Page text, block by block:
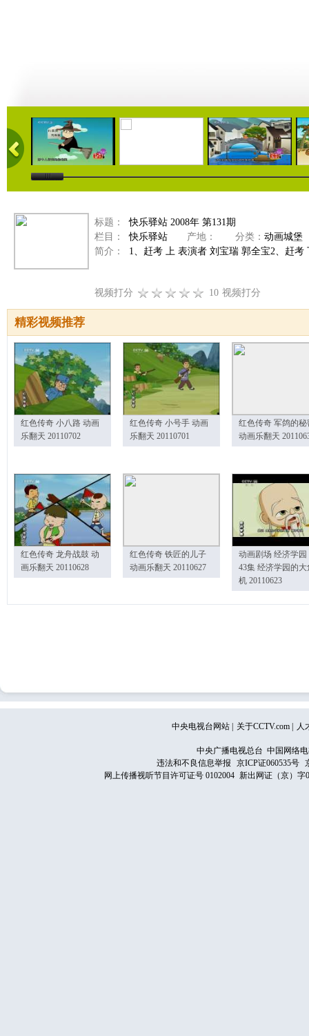
04:53 04:41 08:25
标题：
快乐驿站 2008年 第131期
栏目：
快乐驿站 产地： 分类： 动画城堡
简介：
1、赶考 上 表演者 刘宝瑞 郭全宝2、赶
视频打分 10 视频打分
精彩视频推荐
红色传奇 小八路 动画
乐翻天 20110702
红色传奇 小号手 动画
乐翻天 20110701
红色传奇 军鸽的秘
动画乐翻天
红色传奇 龙舟战鼓 动
画乐翻天 20110628
红色传奇 铁匠的儿子
动画乐翻天 20110627
动画剧场 经济学园
43集 经济学园的大
机 20110623
中央电视台网站 关于CCTV.com 人
中央广播电视总台 中国网络
违法和不良信息举报
京ICP证060535号
网上传播视听节目许可证号 0102004 新出网证（京）